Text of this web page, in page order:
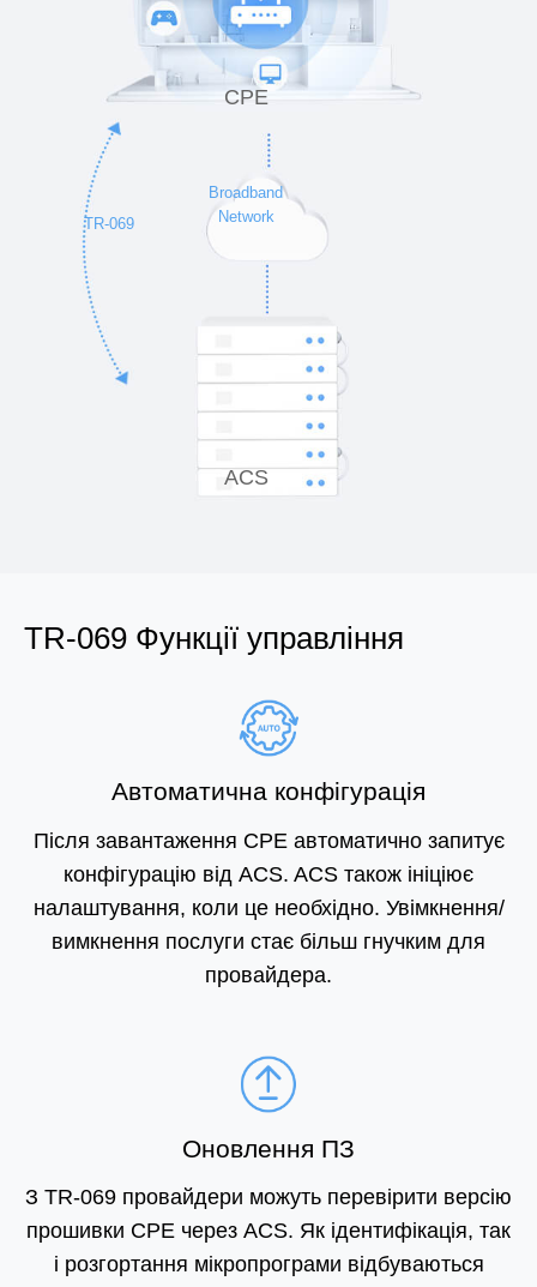
TR-069
Broadband
Network
CPE
ACS
TR-069 Функції управління
Автоматична конфігурація
Після завантаження CPE автоматично запитує
конфігурацію від ACS. ACS також ініціює
налаштування, коли це необхідно. Увімкнення/
вимкнення послуги стає більш гнучким для
провайдера.
Оновлення ПЗ
З TR-069 провайдери можуть перевірити версію
прошивки CPE через ACS. Як ідентифікація, так
і розгортання мікропрограми відбуваються